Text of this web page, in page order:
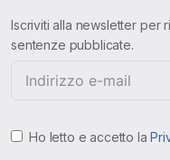
Iscriviti alla newsletter per
sentenze pubblicate.
Ho letto e accetto la